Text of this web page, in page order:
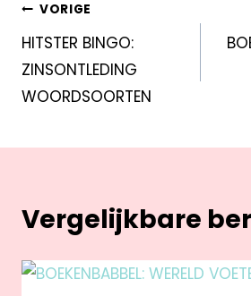
VORIGE
HITSTER BINGO:
ZINSONTLEDING
WOORDSOORTEN
Vergelijkbare